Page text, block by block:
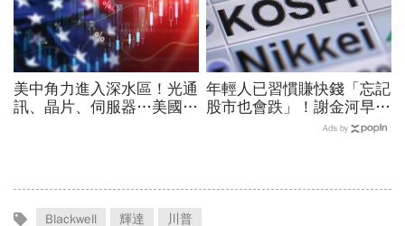
美中角力進入深水區！光通
訊、晶片、伺服器…美國制
年輕人已習慣賺快錢「忘記
股市也會跌」！謝金河早一
步示警南韓個股槓桿ETF會
Ads by
Blackwell 輝達 川普